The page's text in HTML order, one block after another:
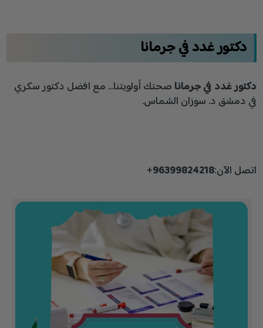
دكتور غدد في جرمانا
دكتور غدد في جرمانا صحتك أولويتنا… مع افضل دكتور سكري
في دمشق د. سوزان الشماس.
اتصل الآن:96399824218
+